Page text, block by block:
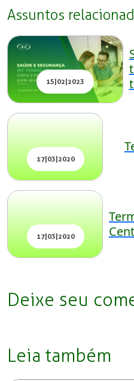
Assuntos
15|02|2023
17|03|2020
17|03|2020
Deixe seu
Leia também